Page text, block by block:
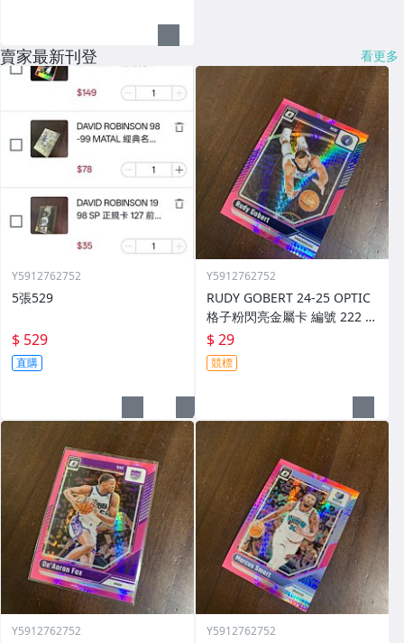
賣家最新刊登 看更多
Y5912762752
5張529
$ 529
直購
Y5912762752
RUDY GOBERT 24-25 OPTIC
格子粉閃亮金屬卡 編號 222 前
後圖
$ 29
競標
Y5912762752 Y5912762752